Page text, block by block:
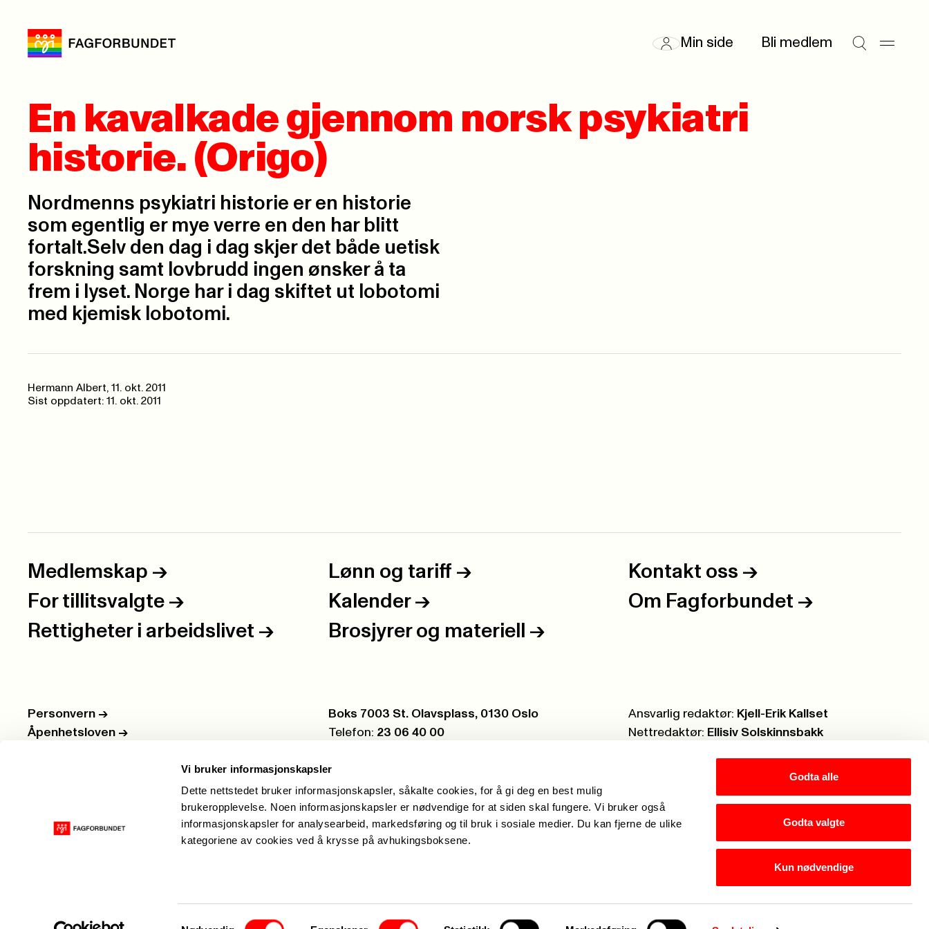
Vi bruker informasjonskapsler
Dette nettstedet bruker informasjonskapsler, såkalte cookies, for å gi deg en best mulig
brukeropplevelse. Noen informasjonskapsler er nødvendige for at siden skal fungere. Vi bruker også
informasjonskapsler for analysearbeid, markedsføring og til bruk i sosiale medier. Du kan fjerne de ulike
kategoriene av cookies ved å krysse på avhukingsboksene.
Samtykkevalg
Godta alle
Godta valgte
Kun nødvendige
Min side Bli medlem
En kavalkade gjennom norsk psykiatri
historie. (Origo)
Nordmenns psykiatri historie er en historie
som egentlig er mye verre en den har blitt
fortalt.Selv den dag i dag skjer det både uetisk
forskning samt lovbrudd ingen ønsker å ta
frem i lyset. Norge har i dag skiftet ut lobotomi
med kjemisk lobotomi.
Hermann Albert, 11. okt. 2011
Sist oppdatert: 11. okt. 2011
Medlemskap -> Lønn og tariff -> Kontakt oss ->
For tillitsvalgte -> Kalender -> Om Fagforbundet ->
Rettigheter i arbeidslivet -> Brosjyrer og materiell ->
Personvern ->
Åpenhetsloven ->
Postboks:
Boks 7003 St. Olavsplass, 0130 Oslo
Telefon: 23 06 40 00
Ansvarlig redaktør: Kjell-Erik Kallset
Nettredaktør: Ellisiv Solskinnsbakk